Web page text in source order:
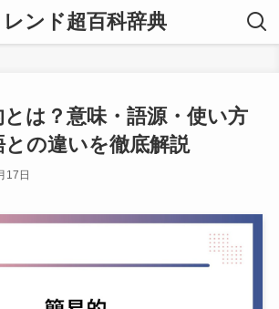
レンド超百科辞典
とは？意味・語源・使い方
との違いを徹底解説
17日